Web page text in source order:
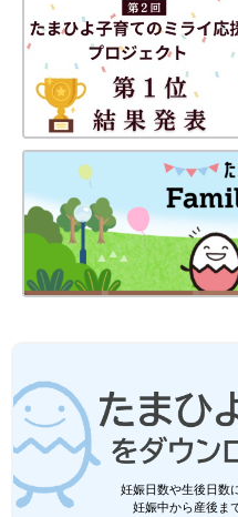
妊娠日数や生後日数
妊娠中から産後ま